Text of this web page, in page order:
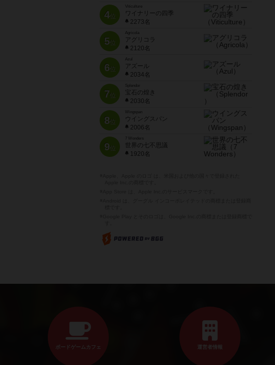
4位
Viticulture
ワイナリーの四季
2273名
5位
Agricola
アグリコラ
2120名
6位
Azul
アズール
2034名
7位
宝石の煌き
2030名
8位
Wingspan
ウイングスパン
2006名
9位
7 Wonders
世界の七不思議
1920名
ボードゲームカフェ 運営者情報